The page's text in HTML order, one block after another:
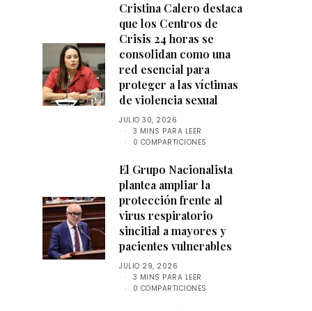
Cristina Calero destaca
que los Centros de
Crisis 24 horas se
consolidan como una
red esencial para
proteger a las víctimas
de violencia sexual
JULIO 30, 2026
3 MINS PARA LEER
0 COMPARTICIONES
El Grupo Nacionalista
plantea ampliar la
protección frente al
virus respiratorio
sincitial a mayores y
pacientes vulnerables
JULIO 29, 2026
3 MINS PARA LEER
0 COMPARTICIONES